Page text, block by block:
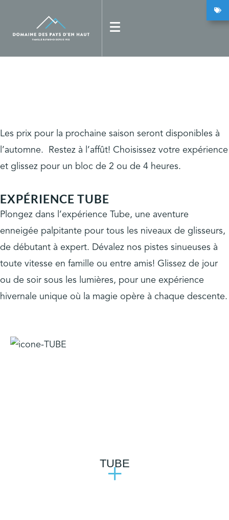
Les prix pour la prochaine saison seront disponibles à
l’automne. Restez à l’affût! Choisissez votre expérience
et glissez pour un bloc de 2 ou de 4 heures.
EXPÉRIENCE TUBE
Plongez dans l’expérience Tube, une aventure
enneigée palpitante pour tous les niveaux de glisseurs,
de débutant à expert. Dévalez nos pistes sinueuses à
toute vitesse en famille ou entre amis! Glissez de jour
ou de soir sous les lumières, pour une expérience
hivernale unique où la magie opère à chaque descente.
TUBE
+